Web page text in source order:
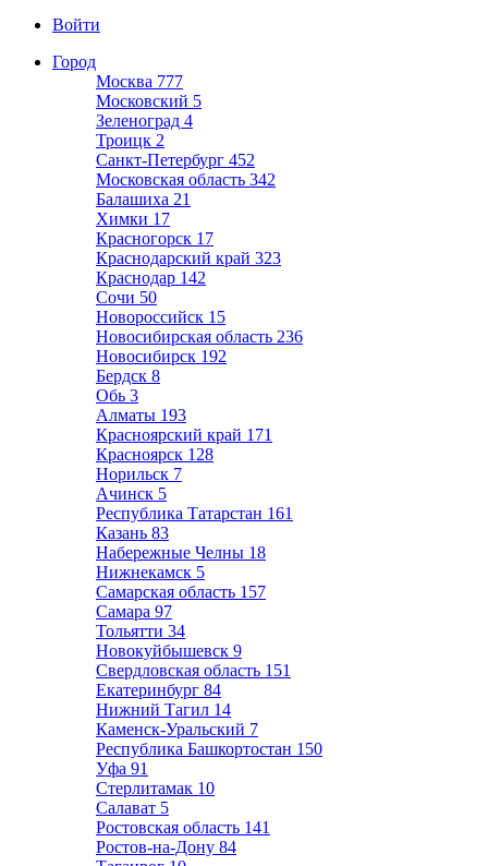
Войти
Город
Москва 777
Московский 5
Зеленоград 4
Троицк 2
Санкт-Петербург 452
Московская область 342
Балашиха 21
Химки 17
Красногорск 17
Краснодарский край 323
Краснодар 142
Сочи 50
Новороссийск 15
Новосибирская область 236
Новосибирск 192
Бердск 8
Обь 3
Алматы 193
Красноярский край 171
Красноярск 128
Норильск 7
Ачинск 5
Республика Татарстан 161
Казань 83
Набережные Челны 18
Нижнекамск 5
Самарская область 157
Самара 97
Тольятти 34
Новокуйбышевск 9
Свердловская область 151
Екатеринбург 84
Нижний Тагил 14
Каменск-Уральский 7
Республика Башкортостан 150
Уфа 91
Стерлитамак 10
Салават 5
Ростовская область 141
Ростов-на-Дону 84